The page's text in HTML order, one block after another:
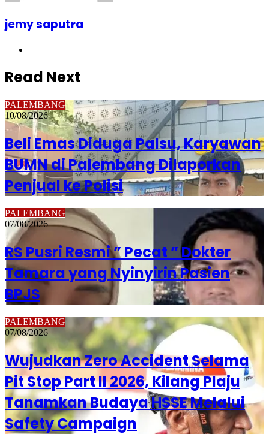
jemy saputra
Read Next
PALEMBANG
10/08/2026
Beli Emas Diduga Palsu, Karyawan
BUMN di Palembang Dilaporkan
Penjual ke Polisi
PALEMBANG
07/08/2026
RS Pusri Resmi ” Pecat ” Dokter
Tamara yang Nyinyirin Pasien
BPJS
PALEMBANG
07/08/2026
Wujudkan Zero Accident Selama
Pit Stop Part II 2026, Kilang Plaju
Tanamkan Budaya HSSE Melalui
Safety Campaign